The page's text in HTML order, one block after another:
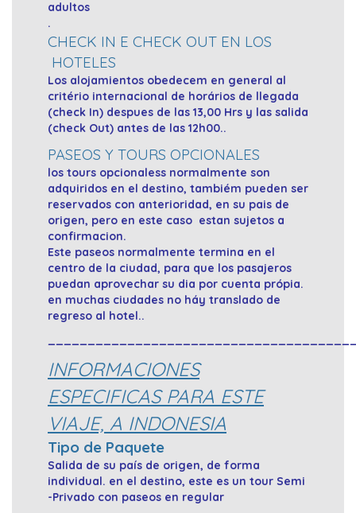
adultos
.
CHECK IN E CHECK OUT EN LOS
HOTELES
Los alojamientos obedecem en general al
critério internacional de horários de llegada
(check In) despues de las 13,00 Hrs y las salida
(check Out) antes de las 12h00..
PASEOS Y TOURS OPCIONALES
los tours opcionaless normalmente son
adquiridos en el destino, tambiém pueden ser
reservados con anterioridad, en su pais de
origen, pero en este caso estan sujetos a
confirmacion.
Este paseos normalmente termina en el
centro de la ciudad, para que los pasajeros
puedan aprovechar su dia por cuenta própia.
en muchas ciudades no háy translado de
regreso al hotel..
INFORMACIONES
ESPECIFICAS PARA ESTE
VIAJE, A INDONESIA
Tipo de Paquete
Salida de su país de origen, de forma
individual. en el destino, este es un tour Semi
-Privado con paseos en regular